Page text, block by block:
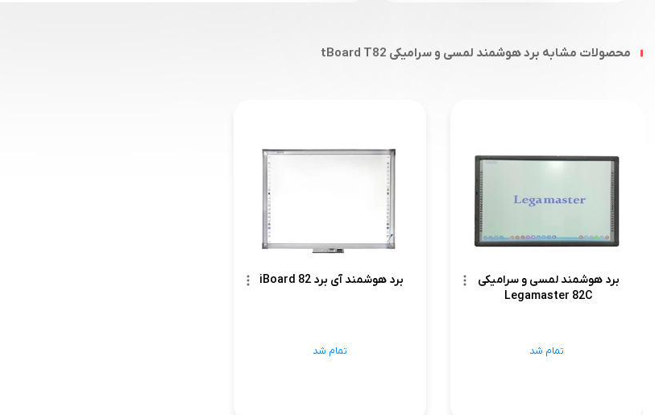
محصولات مشابه برد هوشمند لمسی و سرامیکی tBoard T82
برد هوشمند لمسی و سرامیکی
Legamaster 82C
تمام شد
برد هوشمند آی برد iBoard 82
تمام شد